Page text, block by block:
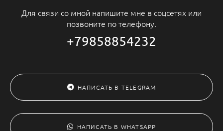
Для связи со мной напишите мне в соцсетях или
позвоните по телефону.
+79858854232
НАПИСАТЬ В TELEGRAM
НАПИСАТЬ В WHATSAPP